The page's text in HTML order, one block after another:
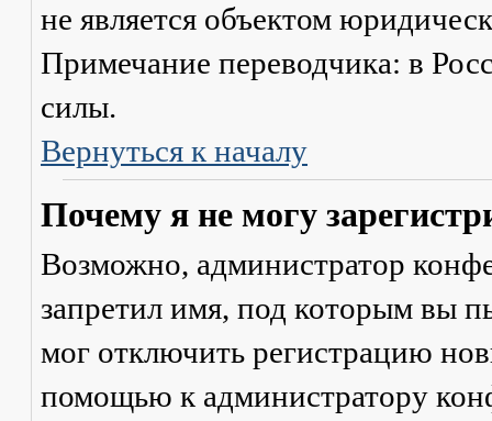
не является объектом
Примечание переводчика: в
силы.
Вернуться к началу
Почему я не могу
Возможно, администратор
запретил имя, под которым вы
мог отключить регистрацию
помощью к администратору